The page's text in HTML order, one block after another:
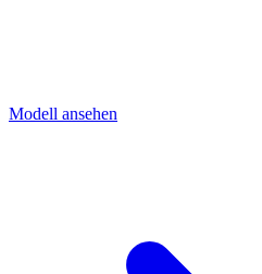
Modell ansehen